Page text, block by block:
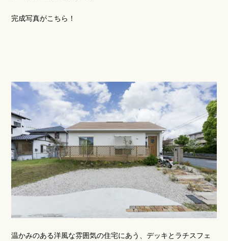
完成写真がこちら！
温かみのある洋風な雰囲気の住宅にあう、デッキとラチスフェ